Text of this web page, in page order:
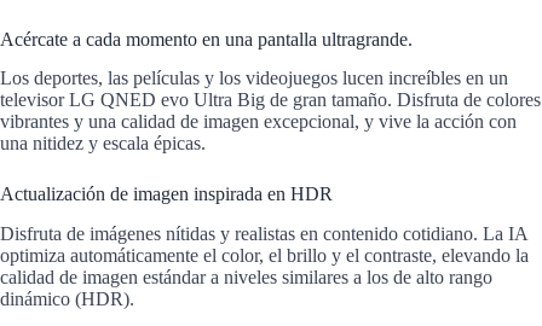
Acércate a cada momento en una pantalla ultragrande.
Los deportes, las películas y los videojuegos lucen increíbles en un
televisor LG QNED evo Ultra Big de gran tamaño. Disfruta de colores
vibrantes y una calidad de imagen excepcional, y vive la acción con
una nitidez y escala épicas.
Actualización de imagen inspirada en HDR
Disfruta de imágenes nítidas y realistas en contenido cotidiano. La IA
optimiza automáticamente el color, el brillo y el contraste, elevando la
calidad de imagen estándar a niveles similares a los de alto rango
dinámico (HDR).